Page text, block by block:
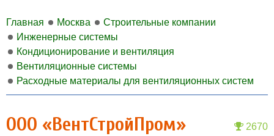
Главная Москва
Строительные компании
Инженерные системы
Кондиционирование и вентиляция
Вентиляционные системы
Расходные материалы для вентиляционных систем
2670
ООО «ВентСтройПром»